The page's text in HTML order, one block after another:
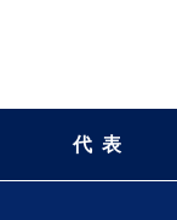
代表